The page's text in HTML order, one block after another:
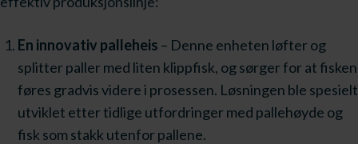
En innovativ palleheis – Denne enheten løfter og
splitter paller med liten klippfisk, og sørger for at fisken
føres gradvis videre i prosessen. Løsningen ble spesielt
utviklet etter tidlige utfordringer med pallehøyde og
fisk som stakk utenfor pallene.